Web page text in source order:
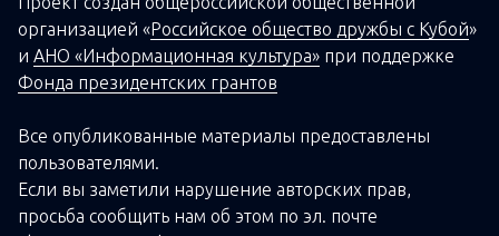
организацией «Российское общество дружбы с Кубой»
и АНО «Информационная культура» при поддержке
Фонда президентских грантов
Все опубликованные материалы предоставлены
пользователями.
Если вы заметили нарушение авторских прав,
просьба сообщить нам об этом по эл. почте